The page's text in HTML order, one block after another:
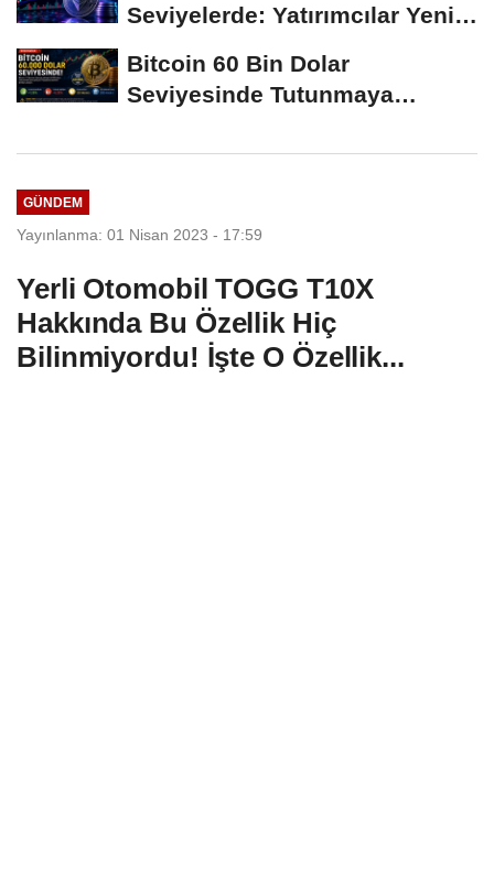
Seviyelerde: Yatırımcılar Yeni
Bitcoin 60 Bin Dolar
Seviyesinde Tutunmaya
GÜNDEM
Yayınlanma: 01 Nisan 2023 - 17:59
Yerli Otomobil TOGG T10X
Hakkında Bu Özellik Hiç
Bilinmiyordu! İşte O Özellik...